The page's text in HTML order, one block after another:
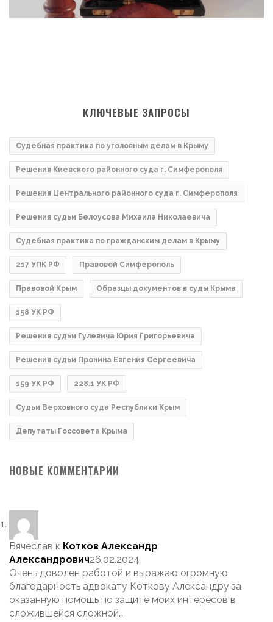
КЛЮЧЕВЫЕ ЗАПРОСЫ
Судебная практика по уголовным делам в Крыму
Решения Киевского районного суда г. Симферополя
Решения Центрального районного суда г. Симферополя
Решения судьи Белоусова Михаила Николаевича
Судебная практика по гражданским делам в Крыму
217 УПК РФ Правовой Симферополь
Правовой Крым Образцы документов в суды Крыма
158 УК РФ
Решения судьи Гулевича Юрия Григорьевича
Решения судьи Пронина Евгения Сергеевича
159 УК РФ 228.1 УК РФ
Судьи Верховного суда Республики Крым
Депутаты Госсовета Крыма
НОВЫЕ КОММЕНТАРИИ
Вячеслав к Котков Александр
Александрович26.02.2024
Очень доволен работой и выражаю огромную
благодарность адвокату Коткову Александру за
оказанную помощь по защите моих интересов в
сложившейся сложной…